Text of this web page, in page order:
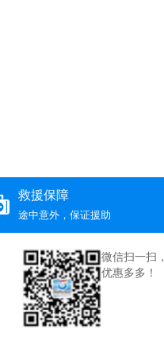
救援保障
途中意外，保证援助
微信扫一扫，
优惠多多！